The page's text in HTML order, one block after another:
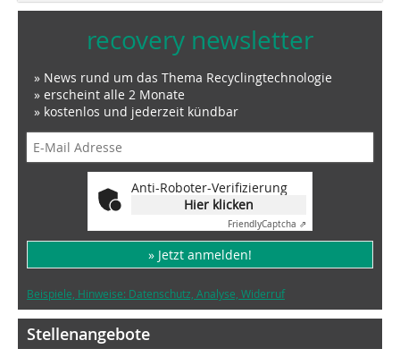
recovery newsletter
» News rund um das Thema Recyclingtechnologie
» erscheint alle 2 Monate
» kostenlos und jederzeit kündbar
Anti-Roboter-Verifizierung
Hier klicken
FriendlyCaptcha ⇗
» Jetzt anmelden!
Beispiele, Hinweise: Datenschutz, Analyse, Widerruf
Stellenangebote